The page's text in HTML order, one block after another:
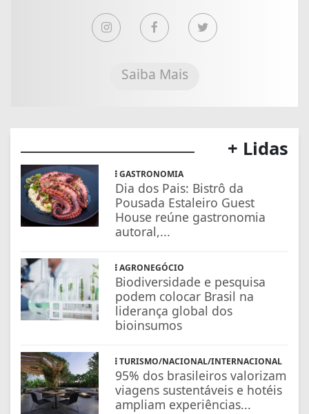
Saiba Mais
+ Lidas
GASTRONOMIA
Dia dos Pais: Bistrô da
Pousada Estaleiro Guest
House reúne gastronomia
autoral,...
AGRONEGÓCIO
Biodiversidade e pesquisa
podem colocar Brasil na
liderança global dos
bioinsumos
TURISMO/NACIONAL/INTERNACIONAL
95% dos brasileiros valorizam
viagens sustentáveis e hotéis
ampliam experiências...